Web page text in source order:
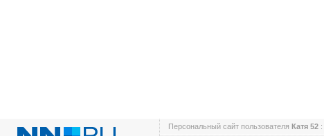
Персональный сайт пользователя Катя 52 :